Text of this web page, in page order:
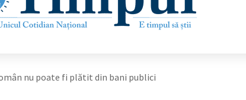
nu poate fi plătit din bani publici